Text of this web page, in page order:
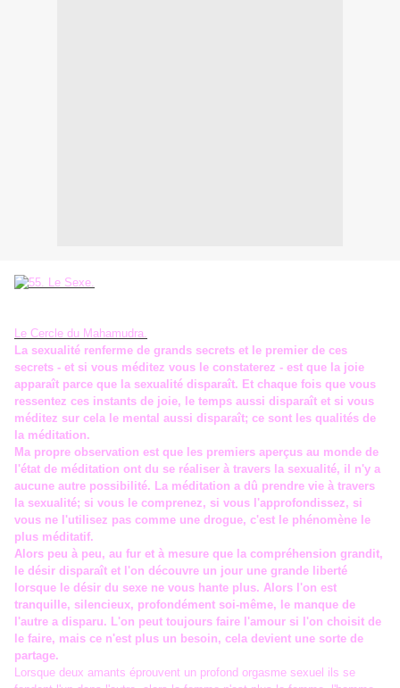
Le Cercle du Mahamudra.
La sexualité renferme de grands secrets et le premier de ces
secrets - et si vous méditez vous le constaterez - est que la joie
apparaît parce que la sexualité disparaît. Et chaque fois que vous
ressentez ces instants de joie, le temps aussi disparaît et si vous
méditez sur cela le mental aussi disparaît; ce sont les qualités de
la méditation.
Ma propre observation est que les premiers aperçus au monde de
l'état de méditation ont du se réaliser à travers la sexualité, il n'y a
aucune autre possibilité. La méditation a dû prendre vie à travers
la sexualité; si vous le comprenez, si vous l'approfondissez, si
vous ne l'utilisez pas comme une drogue, c'est le phénomène le
plus méditatif.
Alors peu à peu, au fur et à mesure que la compréhension grandit,
le désir disparaît et l'on découvre un jour une grande liberté
lorsque le désir du sexe ne vous hante plus. Alors l'on est
tranquille, silencieux, profondément soi-même, le manque de
l'autre a disparu. L'on peut toujours faire l'amour si l'on choisit de
le faire, mais ce n'est plus un besoin, cela devient une sorte de
partage.
Lorsque deux amants éprouvent un profond orgasme sexuel ils se